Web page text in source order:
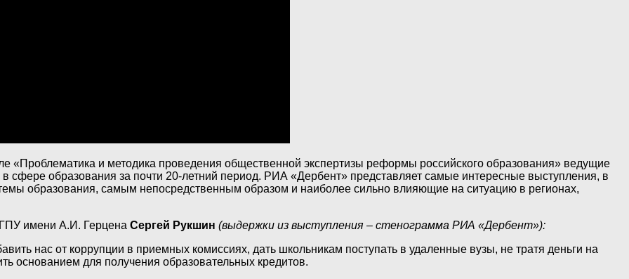
«Проблематика и методика проведения общественной экспертизы реформы российского образования» ведущие
сфере образования за почти 20-летний период. РИА «Дербент» представляет самые интересные выступления, в
образования, самым непосредственным образом и наиболее сильно влияющие на ситуацию в регионах,
имени А.И. Герцена Сергей Рукшин (выдержки из выступления – стенограмма РИА «Дербент»):
нас от коррупции в приемных комиссиях, дать школьникам поступать в удаленные вузы, не тратя деньги на
основанием для получения образовательных кредитов.